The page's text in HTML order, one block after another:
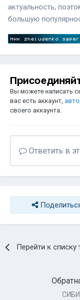
актуальность,
большую
Вы можете написать
вас есть аккаунт,
своего аккаунта.
Ответить в
Перейти к списку